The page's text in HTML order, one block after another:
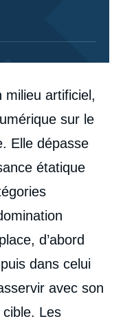
milieu artificiel,
sur le
Elle dépasse
étatique
d’abord
dans celui
avec son
Les